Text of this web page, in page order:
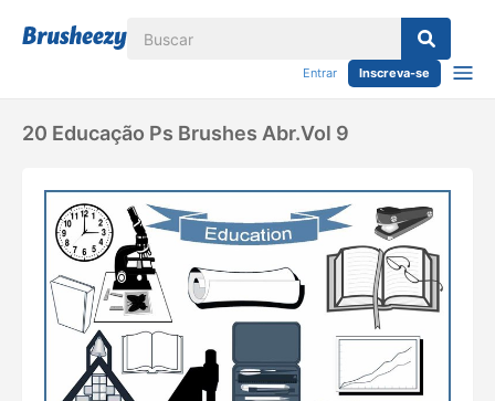
Entrar Inscreva-se
20 Educação Ps Brushes Abr.vol 9